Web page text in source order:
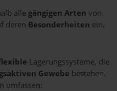
alle gängigen Arten von
deren Besonderheiten ein.
Lagerungssysteme, die
Gewebe bestehen.
umfassen: